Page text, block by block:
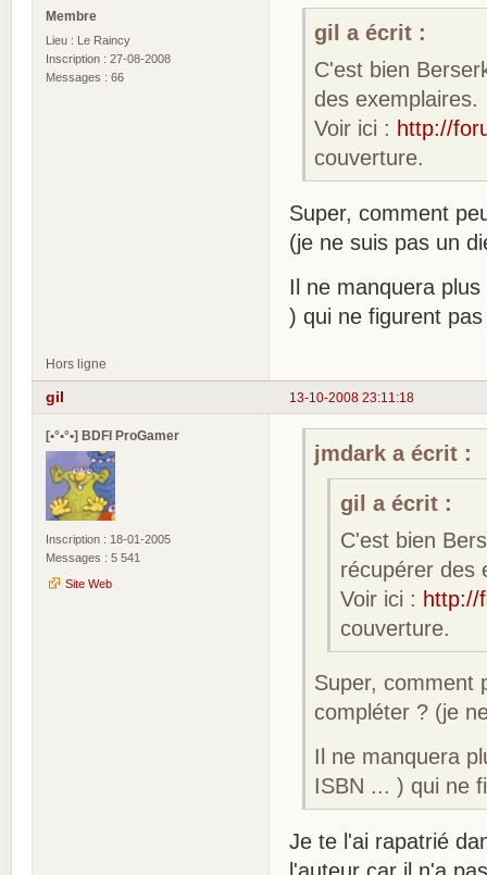
Membre
Lieu : Le Raincy
Inscription : 27-08-2008
Messages : 66
gil a écrit :
C'est bien
des exemplaires.
Voir ici : http://
couverture.
Super, comment
(je ne suis pas un
Il ne manquera
) qui ne figurent
Hors ligne
13-10-2008 23:11:18
gil
[•°•°•] BDFI ProGamer
Inscription : 18-01-2005
Messages : 5 541
Site Web
jmdark a écrit :
gil a écrit :
C'est bien
récupérer des
Voir ici : http://
couverture.
Super, comment
compléter ? (je
Il ne manquera
ISBN ... ) qui ne
Je te l'ai rapatrié